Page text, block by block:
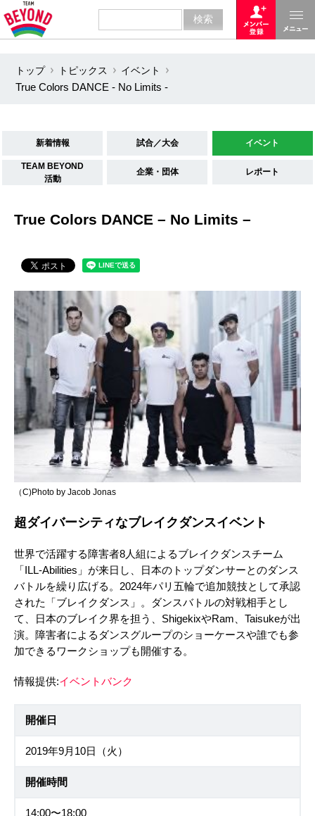
トップ トピックス
イベント
True Colors DANCE - No Limits -
新着情報 試合／大会 イベント
TEAM BEYOND
活動
企業・団体 レポート
True Colors DANCE – No Limits –
（C)Photo by Jacob Jonas
超ダイバーシティなブレイクダンスイベント
世界で活躍する障害者8人組によるブレイクダンスチーム
「ILL-Abilities」が来日し、日本のトップダンサーとのダンス
バトルを繰り広げる。2024年パリ五輪で追加競技として承認
された「ブレイクダンス」。ダンスバトルの対戦相手とし
て、日本のブレイク界を担う、ShigekixやRam、Taisukeが出
演。障害者によるダンスグループのショーケースや誰でも参
加できるワークショップも開催する。
情報提供:イベントバンク
開催日
2019年9月10日（火）
開催時間
14:00〜18:00